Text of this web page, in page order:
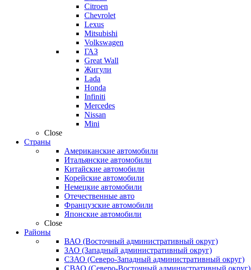
Citroen
Chevrolet
Lexus
Mitsubishi
Volkswagen
ГАЗ
Great Wall
Жигули
Lada
Honda
Infiniti
Mercedes
Nissan
Mini
Close
Страны
Американские автомобили
Итальянские автомобили
Китайские автомобили
Корейские автомобили
Немецкие автомобили
Отечественные авто
Французские автомобили
Японские автомобили
Close
Районы
ВАО (Восточный административный округ)
ЗАО (Западный административный округ)
СЗАО (Северо-Западный административный округ)
СВАО (Северо-Восточный административный округ)